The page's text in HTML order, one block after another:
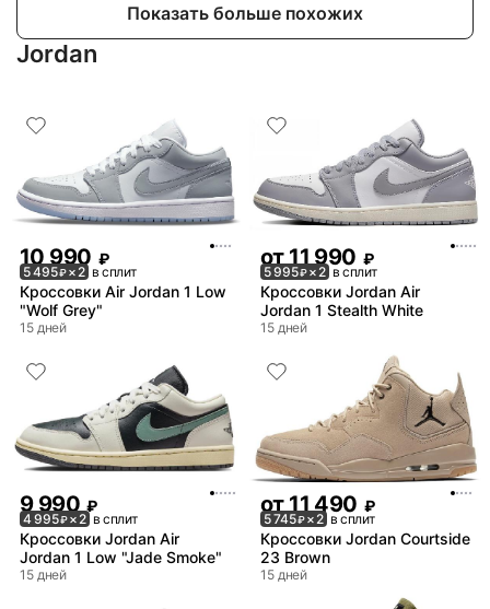
Показать больше похожих
Jordan
10 990 ₽
5 495₽× 2 в сплит
Кроссовки Air Jordan 1 Low
"Wolf Grey"
15 дней
от11 990 ₽
5 995₽× 2 в сплит
Кроссовки Jordan Air
Jordan 1 Stealth White
15 дней
9 990 ₽
4 995₽× 2 в сплит
Кроссовки Jordan Air
Jordan 1 Low "Jade Smoke"
15 дней
от11 490 ₽
5 745₽× 2 в сплит
Кроссовки Jordan Courtside
23 Brown
15 дней